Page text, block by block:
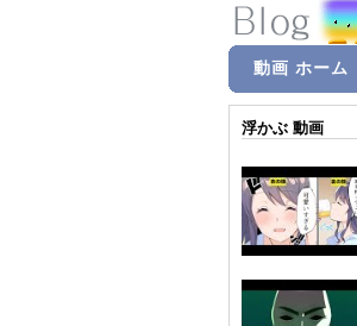
動画 ホーム
浮かぶ 動画